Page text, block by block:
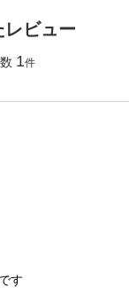
レビュー
1件
す